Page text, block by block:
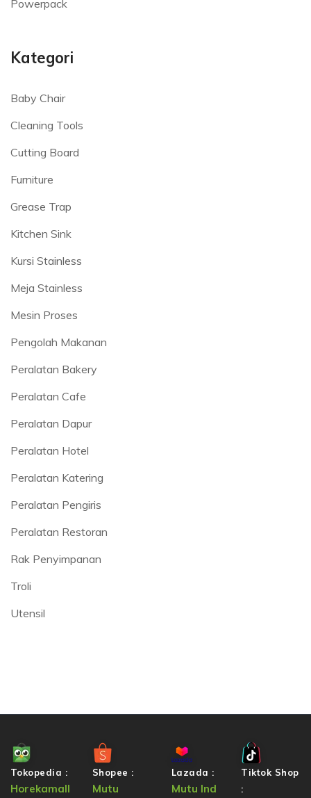
Powerpack
Kategori
Baby Chair
Cleaning Tools
Cutting Board
Furniture
Grease Trap
Kitchen Sink
Kursi Stainless
Meja Stainless
Mesin Proses
Pengolah Makanan
Peralatan Bakery
Peralatan Cafe
Peralatan Dapur
Peralatan Hotel
Peralatan Katering
Peralatan Pengiris
Peralatan Restoran
Rak Penyimpanan
Troli
Utensil
Tokopedia :
Horekamall
Shopee :
Mutu
Lazada :
Mutu Ind
Tiktok Shop
: